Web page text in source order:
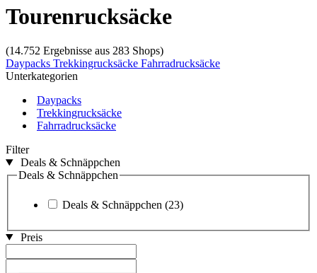
Tourenrucksäcke
(14.752 Ergebnisse aus 283 Shops)
Daypacks Trekkingrucksäcke Fahrradrucksäcke
Unterkategorien
Daypacks
Trekkingrucksäcke
Fahrradrucksäcke
Filter
Deals & Schnäppchen
Deals & Schnäppchen
Deals & Schnäppchen (23)
Preis